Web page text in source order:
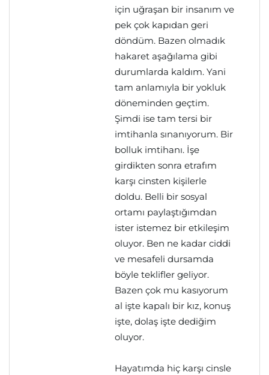
için uğraşan bir insanım ve
pek çok kapıdan geri
döndüm. Bazen olmadık
hakaret aşağılama gibi
durumlarda kaldım. Yani
tam anlamıyla bir yokluk
döneminden geçtim.
Şimdi ise tam tersi bir
imtihanla sınanıyorum. Bir
bolluk imtihanı. İşe
girdikten sonra etrafım
karşı cinsten kişilerle
doldu. Belli bir sosyal
ortamı paylaştığımdan
ister istemez bir etkileşim
oluyor. Ben ne kadar ciddi
ve mesafeli dursamda
böyle teklifler geliyor.
Bazen çok mu kasıyorum
al işte kapalı bir kız, konuş
işte, dolaş işte dediğim
oluyor.
Hayatımda hiç karşı cinsle